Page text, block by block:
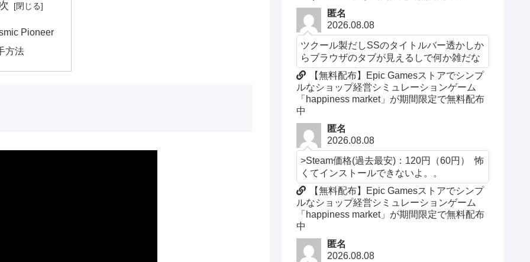
Pioneer
方法
匿名
2026.08.08
ツクール製だしSSのタイトルバー透かしか
らブラウザのタブが見えるしで何か雑だな
【無料配布】Epic Gamesストアでシンプ
ルなショップ経営シミュレーションゲーム
「happiness market」が期間限定で無料配布
中
匿名
2026.08.08
>Steam価格(過去最安)：120円（60円） 怖
くてインストールできないよ。。
【無料配布】Epic Gamesストアでシンプ
ルなショップ経営シミュレーションゲーム
「happiness market」が期間限定で無料配布
中
匿名
2026.08.08